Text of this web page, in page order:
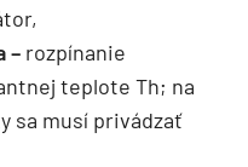
– rozpínanie
teplote Th; na
sa musí privádzať